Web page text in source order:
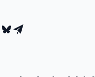
Partager
Partager